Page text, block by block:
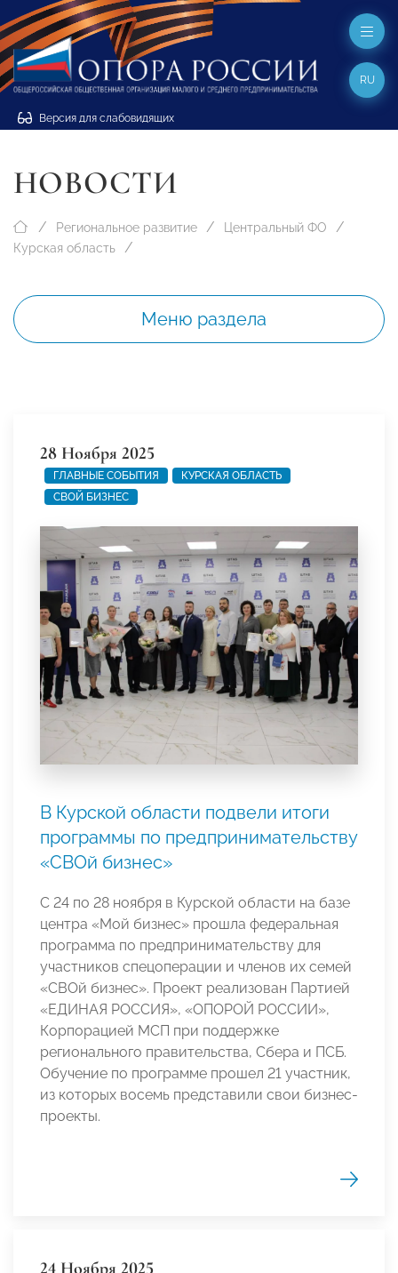
Версия для слабовидящих
RU
НОВОСТИ
Региональное развитие
Центральный ФО
Курская область
Меню раздела
28 Ноября 2025
ГЛАВНЫЕ СОБЫТИЯ
КУРСКАЯ ОБЛАСТЬ
СВОЙ БИЗНЕС
В Курской области подвели итоги
программы по предпринимательству
«СВОй бизнес»
С 24 по 28 ноября в Курской области на базе
центра «Мой бизнес» прошла федеральная
программа по предпринимательству для
участников спецоперации и членов их семей
«СВОй бизнес». Проект реализован Партией
«ЕДИНАЯ РОССИЯ», «ОПОРОЙ РОССИИ»,
Корпорацией МСП при поддержке
регионального правительства, Сбера и ПСБ.
Обучение по программе прошел 21 участник,
из которых восемь представили свои бизнес-
проекты.